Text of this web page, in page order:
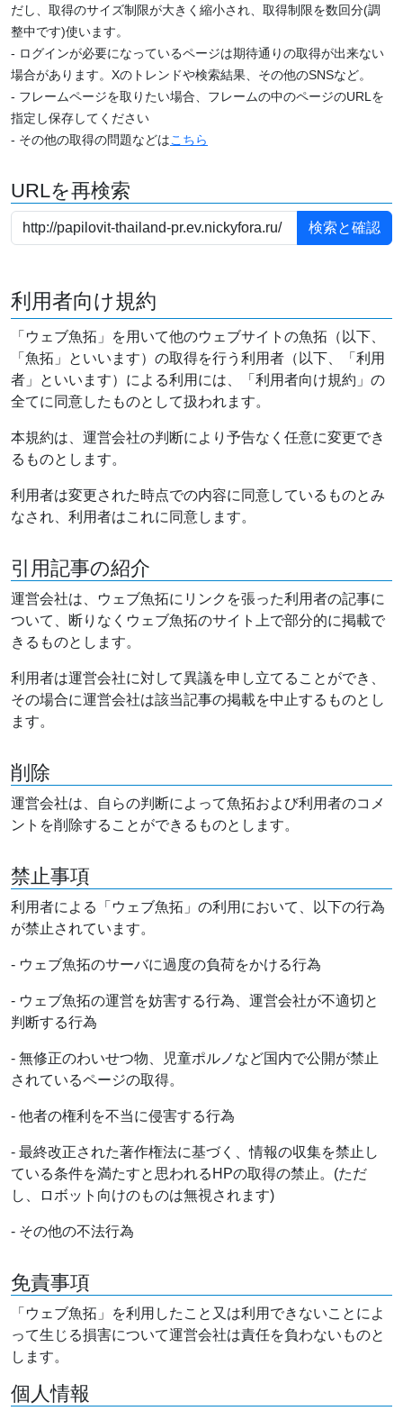
だし、取得のサイズ制限が大きく縮小され、取得制限を数回分(調
整中です)使います。
- ログインが必要になっているページは期待通りの取得が出来ない
場合があります。Xのトレンドや検索結果、その他のSNSなど。
- フレームページを取りたい場合、フレームの中のページのURLを
指定し保存してください
- その他の取得の問題などはこちら
URLを再検索
利用者向け規約
「ウェブ魚拓」を用いて他のウェブサイトの魚拓（以下、
「魚拓」といいます）の取得を行う利用者（以下、「利用
者」といいます）による利用には、「利用者向け規約」の
全てに同意したものとして扱われます。
本規約は、運営会社の判断により予告なく任意に変更でき
るものとします。
利用者は変更された時点での内容に同意しているものとみ
なされ、利用者はこれに同意します。
引用記事の紹介
運営会社は、ウェブ魚拓にリンクを張った利用者の記事に
ついて、断りなくウェブ魚拓のサイト上で部分的に掲載で
きるものとします。
利用者は運営会社に対して異議を申し立てることができ、
その場合に運営会社は該当記事の掲載を中止するものとし
ます。
削除
運営会社は、自らの判断によって魚拓および利用者のコメ
ントを削除することができるものとします。
禁止事項
利用者による「ウェブ魚拓」の利用において、以下の行為
が禁止されています。
- ウェブ魚拓のサーバに過度の負荷をかける行為
- ウェブ魚拓の運営を妨害する行為、運営会社が不適切と
判断する行為
- 無修正のわいせつ物、児童ポルノなど国内で公開が禁止
されているページの取得。
- 他者の権利を不当に侵害する行為
- 最終改正された著作権法に基づく、情報の収集を禁止し
ている条件を満たすと思われるHPの取得の禁止。(ただ
し、ロボット向けのものは無視されます)
- その他の不法行為
免責事項
「ウェブ魚拓」を利用したこと又は利用できないことによ
って生じる損害について運営会社は責任を負わないものと
します。
個人情報